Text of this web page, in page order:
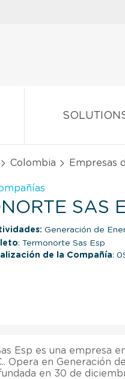
Colombia Empresas
SAS
Generación de
: Termonorte Sas Esp
de la Compañía:
Esp es una empresa
Opera en Generación
en 30 de